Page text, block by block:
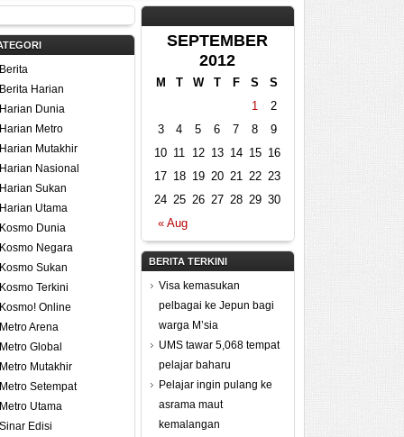
Berita
Berita Harian
Harian Dunia
Harian Metro
Harian Mutakhir
Harian Nasional
Harian Sukan
Harian Utama
Kosmo Dunia
Kosmo Negara
Kosmo Sukan
Kosmo Terkini
Kosmo! Online
Metro Arena
Metro Global
Metro Mutakhir
Metro Setempat
Metro Utama
Sinar Edisi
SEPTEMBER
2012
M T W T F S S
« Aug
1
2
3
4 5 6 7 8
9
10 11 12 13 14 15 16
17 18 19 20 21 22 23
24 25 26 27 28 29 30
BERITA TERKINI
Visa kemasukan
pelbagai ke Jepun bagi
warga M’sia
UMS tawar 5,068 tempat
pelajar baharu
Pelajar ingin pulang ke
asrama maut
kemalangan